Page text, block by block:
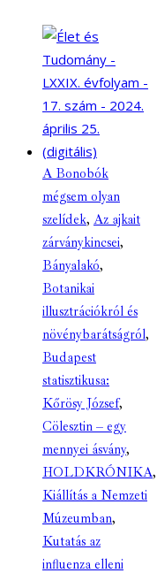
A Bonobók
mégsem olyan
szelídek, Az ajkait
zárványkincsei,
Bányalakó,
Botanikai
illusztrációkról és
növénybarátságról,
Budapest
statisztikusa:
Kőrösy József,
Cölesztin – egy
mennyei ásvány,
HOLDKRÓNIKA,
Kiállítás a Nemzeti
Múzeumban,
Kutatás az
influenza elleni